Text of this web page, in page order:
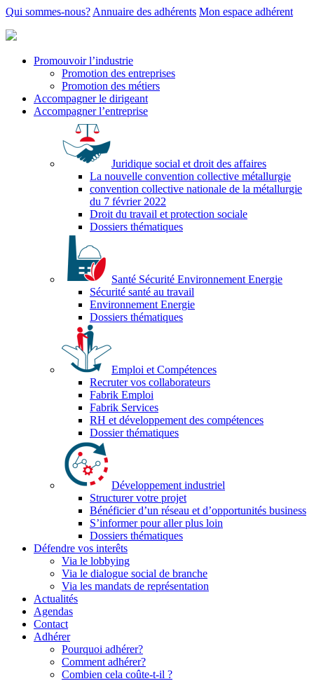
Qui sommes-nous? Annuaire des adhérents Mon espace adhérent
Promouvoir l’industrie
Promotion des entreprises
Promotion des métiers
Accompagner le dirigeant
Accompagner l’entreprise
Juridique social et droit des affaires
La nouvelle convention collective métallurgie
convention collective nationale de la métallurgie
du 7 février 2022
Droit du travail et protection sociale
Dossiers thématiques
Santé Sécurité Environnement Energie
Sécurité santé au travail
Environnement Energie
Dossiers thématiques
Emploi et Compétences
Recruter vos collaborateurs
Fabrik Emploi
Fabrik Services
RH et développement des compétences
Dossier thématiques
Développement industriel
Structurer votre projet
Bénéficier d’un réseau et d’opportunités business
S’informer pour aller plus loin
Dossiers thématiques
Défendre vos interêts
Via le lobbying
Via le dialogue social de branche
Via les mandats de représentation
Actualités
Agendas
Contact
Adhérer
Pourquoi adhérer?
Comment adhérer?
Combien cela coûte-t-il ?